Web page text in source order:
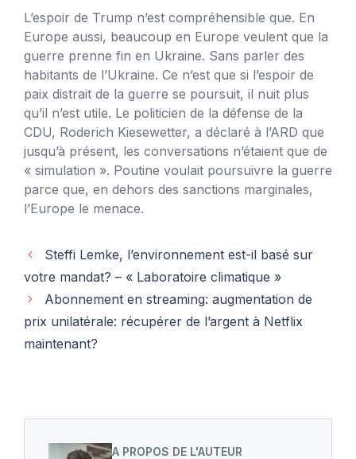
L’espoir de Trump n’est compréhensible que. En
Europe aussi, beaucoup en Europe veulent que la
guerre prenne fin en Ukraine. Sans parler des
habitants de l’Ukraine. Ce n’est que si l’espoir de
paix distrait de la guerre se poursuit, il nuit plus
qu’il n’est utile. Le politicien de la défense de la
CDU, Roderich Kiesewetter, a déclaré à l’ARD que
jusqu’à présent, les conversations n’étaient que de
« simulation ». Poutine voulait poursuivre la guerre
parce que, en dehors des sanctions marginales,
l’Europe le menace.
Steffi Lemke, l’environnement est-il basé sur
votre mandat? – « Laboratoire climatique »
Abonnement en streaming: augmentation de
prix unilatérale: récupérer de l’argent à Netflix
maintenant?
A PROPOS DE L'AUTEUR